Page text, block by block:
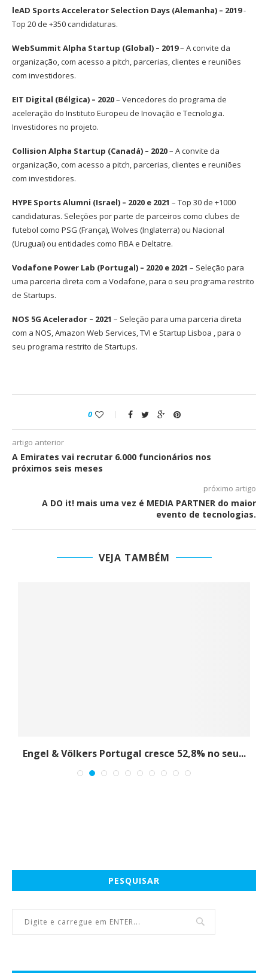
leAD Sports Accelerator Selection Days (Alemanha) – 2019-
Top 20 de +350 candidaturas.
WebSummit Alpha Startup (Global) – 2019– A convite da
organização, com acesso a pitch, parcerias, clientes e reuniões
com investidores.
EIT Digital (Bélgica) – 2020– Vencedores do programa de
aceleração do Instituto Europeu de Inovação e Tecnologia.
Investidores no projeto.
Collision Alpha Startup (Canadá) – 2020– A convite da
organização, com acesso a pitch, parcerias, clientes e reuniões
com investidores.
HYPE Sports Alumni (Israel) – 2020 e 2021 – Top 30 de +1000
candidaturas. Seleções por parte de parceiros como clubes de
futebol como PSG (França), Wolves (Inglaterra) ou Nacional
(Uruguai) ou entidades como FIBA e Deltatre.
Vodafone Power Lab (Portugal) – 2020 e 2021 – Seleção para
uma parceria direta com a Vodafone, para o seu programa restrito
de Startups.
NOS 5G Acelerador – 2021 – Seleção para uma parceria direta
com a NOS, Amazon Web Services, TVI e Startup Lisboa , para o
seu programa restrito de Startups.
0
artigo anterior
A Emirates vai recrutar 6.000 funcionários nos
próximos seis meses
próximo artigo
A DO it! mais uma vez é MEDIA PARTNER do maior
evento de tecnologias.
VEJA TAMBÉM
Engel & Völkers Portugal cresce 52,8% no seu...
PESQUISAR